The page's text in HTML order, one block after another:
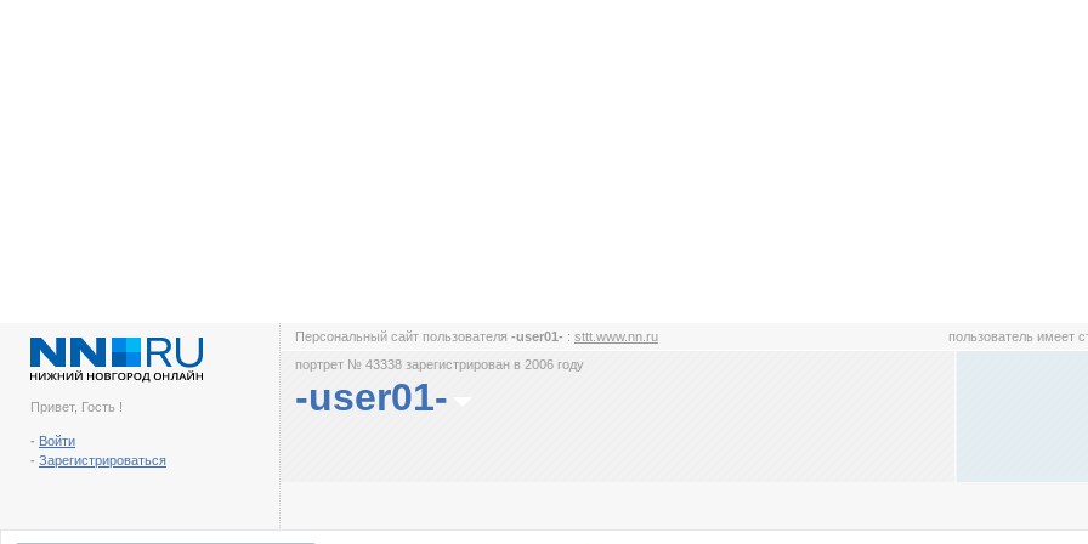
Привет, Гость !
- Войти
- Зарегистрироваться
Персональный сайт пользователя -user01- : sttt.www.nn.ru пользователь имеет
портрет № 43338 зарегистрирован в 2006 году
-user01-